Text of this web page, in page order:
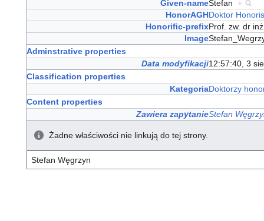
Given-nameStefan +
HonorAGHDoktor
Honorific-prefixProf. zw. dr
Image
Adminstrative properties
Data modyfikacji12:57:40, 3
Classification properties
KategoriaDoktorzy
Content properties
Zawiera zapytanieStefan
Żadne właściwości nie linkują do tej strony.